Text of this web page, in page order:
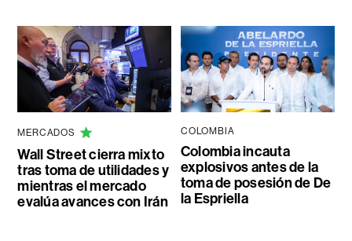
MERCADOS
Wall Street cierra mixto
tras toma de utilidades y
mientras el mercado
evalúa avances con Irán
COLOMBIA
Colombia incauta
explosivos antes de la
toma de posesión de De
la Espriella